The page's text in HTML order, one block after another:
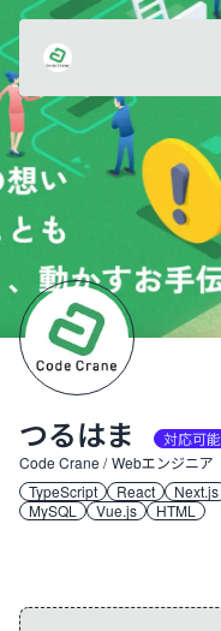
つるはま
つるはま 対応可能
職業:
Code Crane / Webエンジニア
TypeScript
React Next.js
MySQL
Vue.js HTML